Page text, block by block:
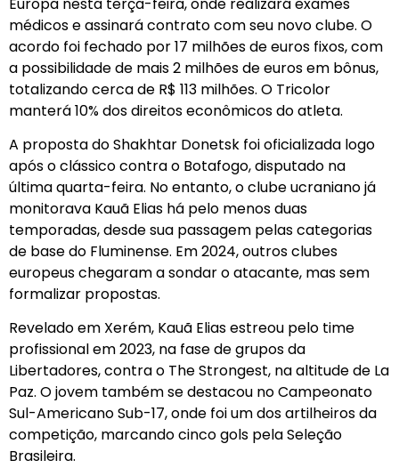
médicos e assinará contrato com seu novo clube. O
acordo foi fechado por 17 milhões de euros fixos, com
a possibilidade de mais 2 milhões de euros em bônus,
totalizando cerca de R$ 113 milhões. O Tricolor
manterá 10% dos direitos econômicos do atleta.
A proposta do Shakhtar Donetsk foi oficializada logo
após o clássico contra o Botafogo, disputado na
última quarta-feira. No entanto, o clube ucraniano já
monitorava Kauã Elias há pelo menos duas
temporadas, desde sua passagem pelas categorias
de base do Fluminense. Em 2024, outros clubes
europeus chegaram a sondar o atacante, mas sem
formalizar propostas.
Revelado em Xerém, Kauã Elias estreou pelo time
profissional em 2023, na fase de grupos da
Libertadores, contra o The Strongest, na altitude de La
Paz. O jovem também se destacou no Campeonato
Sul-Americano Sub-17, onde foi um dos artilheiros da
competição, marcando cinco gols pela Seleção
Brasileira.